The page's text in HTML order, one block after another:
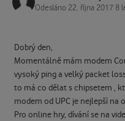
Odesláno 22. října 2017 8
Dobrý den,
Momentálně mám modem
vysoký ping a velký packet
to má co dělat s chipsetem ,
modem od UPC je nejlepší na
Pro online hry, dívání se na